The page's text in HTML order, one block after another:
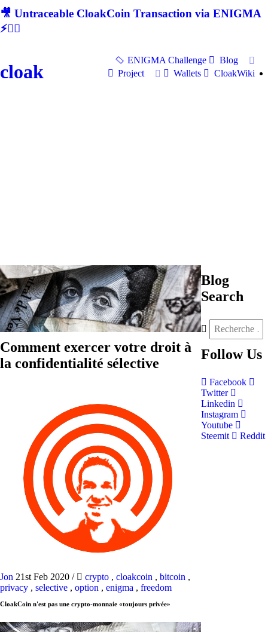
🎥 Untraceable CloakCoin Transaction via ENIGMA
⚡🕵‍♂
cloak
ENIGMA Challenge
Blog
Project
Wallets CloakWiki
Comment exercer votre droit à
la confidentialité sélective
Jon 21st Feb 2020 / crypto , cloakcoin , bitcoin ,
privacy , selective , option , enigma , freedom
CloakCoin n'est pas une crypto-monnaie «toujours privée»
Blog
Search
Follow Us
Facebook
Twitter
Linkedin
Instagram
Youtube
Steemit
Reddit